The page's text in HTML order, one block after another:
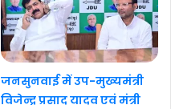
जनसुनवाई में उप-मुख्यमंत्री
विजेन्द्र प्रसाद यादव एवं मंत्री